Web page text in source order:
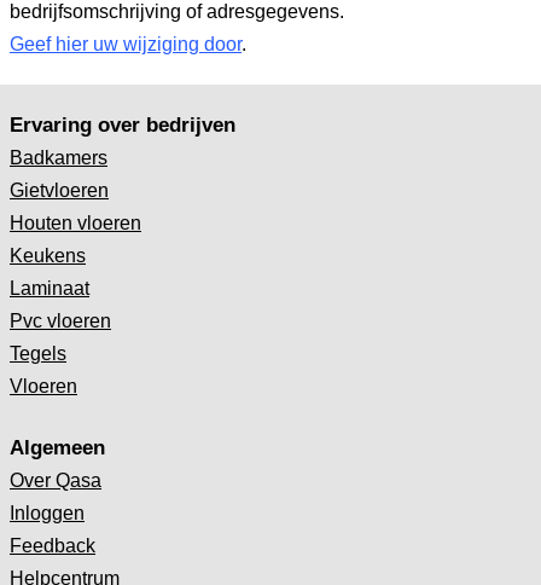
bedrijfsomschrijving of adresgegevens.
Geef hier uw wijziging door.
Ervaring over bedrijven
Badkamers
Gietvloeren
Houten vloeren
Keukens
Laminaat
Pvc vloeren
Tegels
Vloeren
Algemeen
Over Qasa
Inloggen
Feedback
Helpcentrum